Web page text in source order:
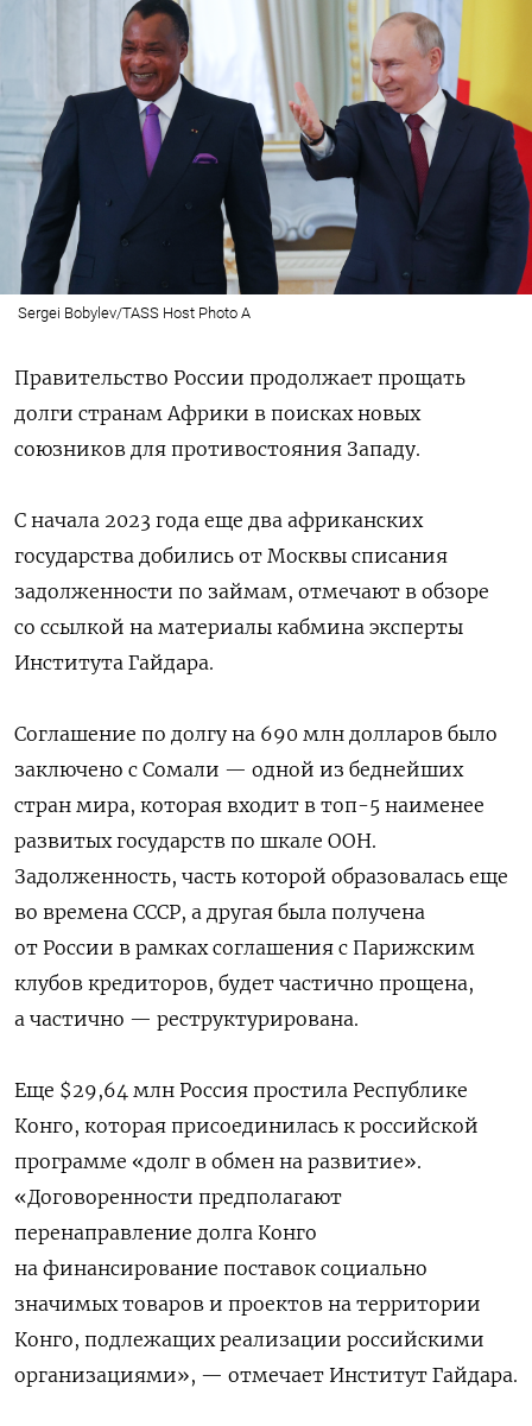
Sergei Bobylev/TASS Host Photo A
Правительство России продолжает прощать
долги странам Африки в поисках новых
союзников для противостояния Западу.
С начала 2023 года еще два африканских
государства добились от Москвы списания
задолженности по займам, отмечают в обзоре
со ссылкой на материалы кабмина эксперты
Института Гайдара.
Соглашение по долгу на 690 млн долларов было
заключено с Сомали — одной из беднейших
стран мира, которая входит в топ-5 наименее
развитых государств по шкале ООН.
Задолженность, часть которой образовалась еще
во времена СССР, а другая была получена
от России в рамках соглашения с Парижским
клубов кредиторов, будет частично прощена,
а частично — реструктурирована.
Еще $29,64 млн Россия простила Республике
Конго, которая присоединилась к российской
программе «долг в обмен на развитие».
«Договоренности предполагают
перенаправление долга Конго
на финансирование поставок социально
значимых товаров и проектов на территории
Конго, подлежащих реализации российскими
организациями», — отмечает Институт Гайдара.